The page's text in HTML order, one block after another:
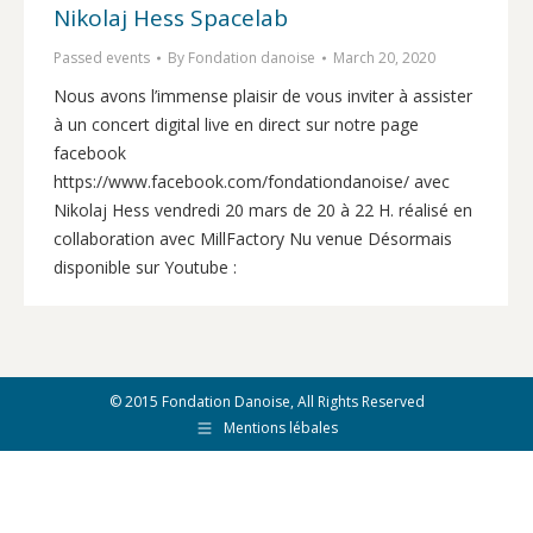
Nikolaj Hess Spacelab
Passed events By Fondation danoise March 20, 2020
Nous avons l’immense plaisir de vous inviter à assister
à un concert digital live en direct sur notre page
facebook
https://www.facebook.com/fondationdanoise/ avec
Nikolaj Hess vendredi 20 mars de 20 à 22 H. réalisé en
collaboration avec MillFactory Nu venue Désormais
disponible sur Youtube :
© 2015 Fondation Danoise, All Rights Reserved
Mentions lébales